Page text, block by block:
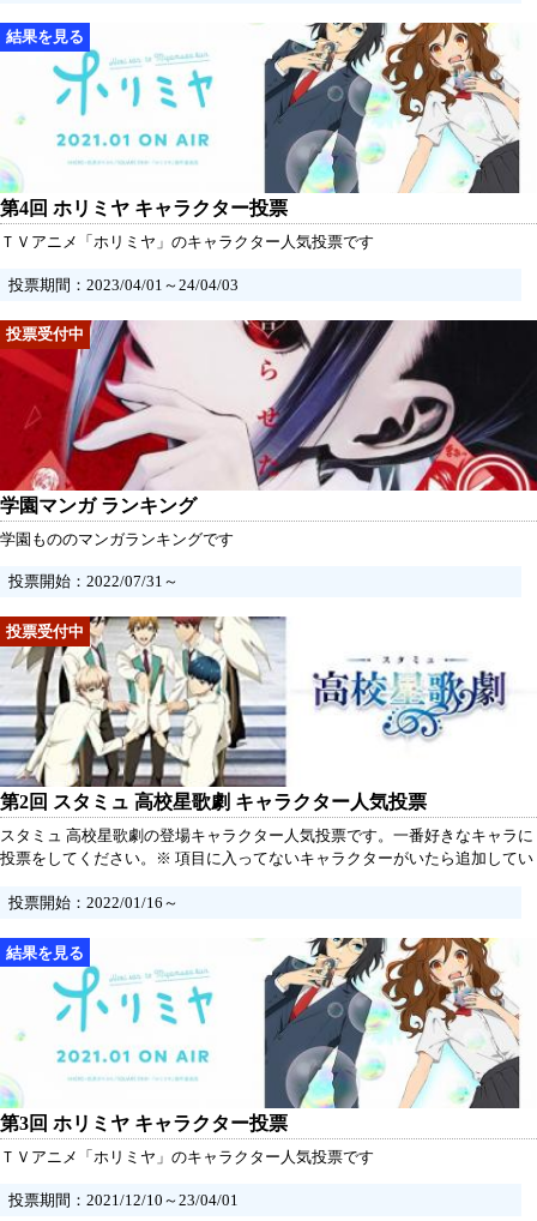
第4回 ホリミヤ キャラクター投票
ＴＶアニメ「ホリミヤ」のキャラクター人気投票です
投票期間：2023/04/01～24/04/03
学園マンガ ランキング
学園もののマンガランキングです
投票開始：2022/07/31～
第2回 スタミュ 高校星歌劇 キャラクター人気投票
スタミュ 高校星歌劇の登場キャラクター人気投票です。一番好きなキャラに
投票をしてください。※ 項目に入ってないキャラクターがいたら追加してい
投票開始：2022/01/16～
第3回 ホリミヤ キャラクター投票
ＴＶアニメ「ホリミヤ」のキャラクター人気投票です
投票期間：2021/12/10～23/04/01